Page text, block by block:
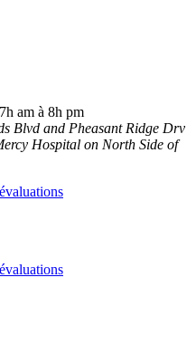
am à 8h pm
Blvd and Pheasant Ridge Drv
Hospital on North Side of